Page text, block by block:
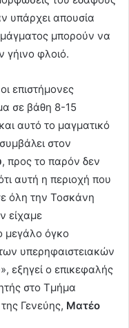
υπάρχει απουσία
μάγματος μπορούν να
γήινο φλοιό.
επιστήμονες
σε βάθη 8-15
αυτό το μαγματικό
στον
, προς το παρόν δεν
αυτή η περιοχή που
όλη την Τοσκάνη
είχαμε
μεγάλο όγκο
υπερηφαιστειακών
εξηγεί ο επικεφαλής
στο Τμήμα
Γενεύης, Ματέο